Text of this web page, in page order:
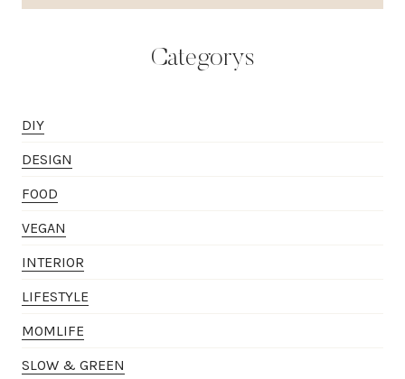
Categorys
DIY
DESIGN
FOOD
VEGAN
INTERIOR
LIFESTYLE
MOMLIFE
SLOW & GREEN